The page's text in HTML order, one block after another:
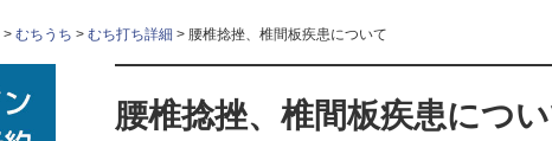
> むちうち > むち打ち詳細 > 腰椎捻挫、椎間板疾患について
腰椎捻挫、椎間板疾患につ